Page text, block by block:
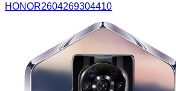
HONOR2604269304410